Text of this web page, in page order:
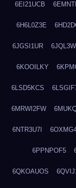
6EI21UCB
6H6L0Z3E
6JGSI1UR
6KOOILKY
6LSD5KCS
6MRWI2FW
6NTR3U7I
6PPNPOF5
6QKOAUOS